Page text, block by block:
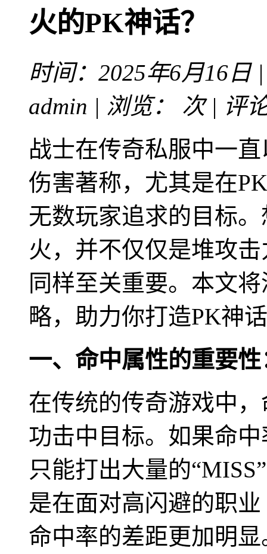
火的PK神话？
时间：2025年6月16日
admin | 浏览：
次 | 评
战士在传奇私服中一
伤害著称，尤其是在
无数玩家追求的目标
火，并不仅仅是堆攻
同样至关重要。本文
略，助力你打造PK神
一、命中属性的重要性
在传统的传奇游戏中
功击中目标。如果命
只能打出大量的
是在面对高闪避的职
命中率的差距更加明